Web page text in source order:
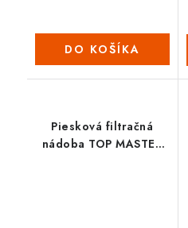
DO KOŠÍKA
Piesková filtračná
nádoba TOP MASTER